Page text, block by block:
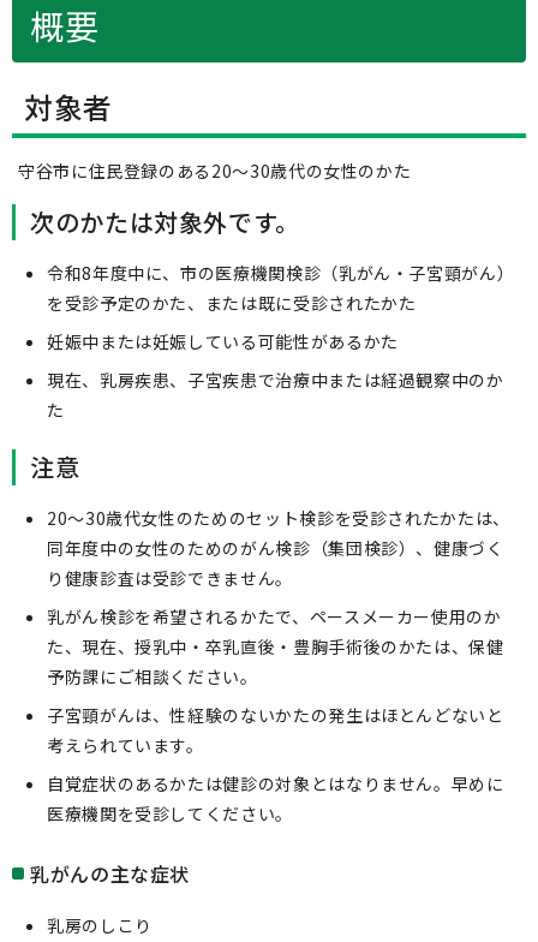
概要
対象者
守谷市に住民登録のある20～30歳代の女性のかた
次のかたは対象外です。
令和8年度中に、市の医療機関検診（乳がん・子宮頸がん）
を受診予定のかた、または既に受診されたかた
妊娠中または妊娠している可能性があるかた
現在、乳房疾患、子宮疾患で治療中または経過観察中のか
た
注意
20～30歳代女性のためのセット検診を受診されたかたは、
同年度中の女性のためのがん検診（集団検診）、健康づく
り健康診査は受診できません。
乳がん検診を希望されるかたで、ペースメーカー使用のか
た、現在、授乳中・卒乳直後・豊胸手術後のかたは、保健
予防課にご相談ください。
子宮頸がんは、性経験のないかたの発生はほとんどないと
考えられています。
自覚症状のあるかたは健診の対象とはなりません。早めに
医療機関を受診してください。
乳がんの主な症状
乳房のしこり